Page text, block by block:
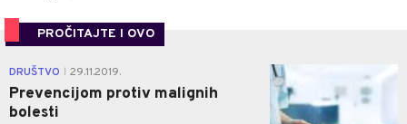
PROČITAJTE I OVO
DRUŠTVO 29.11.2019.
Prevencijom protiv malignih
bolesti